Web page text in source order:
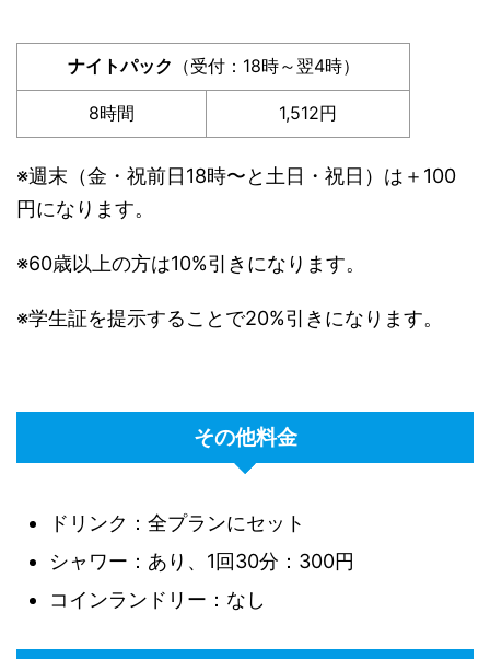
ナイトパック （受付：18時～翌4時）
8時間 1,512円
※週末（金・祝前日18時〜と土日・祝日）は＋100
円になります。
※60歳以上の方は10%引きになります。
※学生証を提示することで20%引きになります。
その他料金
ドリンク：全プランにセット
シャワー：あり、1回30分：300円
コインランドリー：なし